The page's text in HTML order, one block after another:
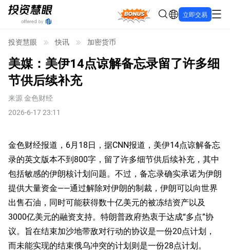
Bonus 立即交易
投资慧眼 快讯 加密货币
美媒：美伊14点谅解备忘录留了许多细
节供后续补充
来源金色财经
2026-6-17 23:11
金色财经报道，6月18日，据CNN报道，美伊14点谅解备忘
录的英文版本不到800字，留了许多细节供后续补充，其中
包括敏感的伊朗核计划问题。不过，备忘录确实承诺为伊朗
提供大量资金——通过解除对伊朗的制裁，伊朗可以向世界
出售石油，同时可能获得数十亿美元的被冻结资产以及
3000亿美元的融资支持。特朗普政府热衷于达成“多点”协
议。旨在结束加沙地带敌对行动的协议是一份20点计划，
而未能实现的结束俄乌冲突的计划则是一份28点计划。